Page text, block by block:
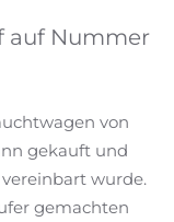
auf Nummer
von
gekauft und
wurde.
gemachten